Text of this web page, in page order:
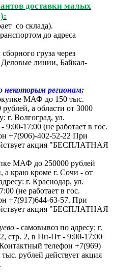
доставки малых
со склада).
до адреса
груза через
линии, Байкал-
некоторым регионам:
МАФ до 150 тыс.
а области от 3000
г. Волгоград, ул.
17:00 (не работает в гос.
+7(906)-402-52-22 При
акция "БЕСПЛАТНАЯ
МАФ до 250000 рублей
а краю кроме г. Сочи - от
г. Краснодар, ул.
(не работает в гос.
+7(917)644-63-57. При
акция "БЕСПЛАТНАЯ
- самовывоз по адресу: г.
стр. 2, в Пн-Пт - 9:00-17:00
телефон +7(969)
рублей действует акция